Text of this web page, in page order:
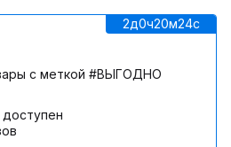
2д0ч20м24c
с меткой #ВЫГОДНО